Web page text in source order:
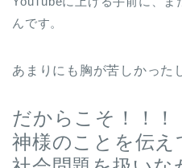
んです。
あまりにも胸が苦しかった
だからこそ！！！
神様のことを伝え